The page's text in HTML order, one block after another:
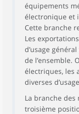
équipements
électronique et
Cette branche
Les
d’usage
de l’ensemble.
électriques, les
diverses
La branche
troisième